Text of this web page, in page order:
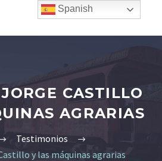
CASTILLO
AGRARIAS
Testimonios
y las máquinas agrarias
Spanish